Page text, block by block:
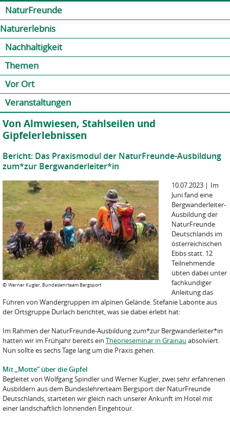
NaturFreunde
Naturerlebnis
Nachhaltigkeit
Themen
Vor Ort
Veranstaltungen
Von Almwiesen, Stahlseilen und
Gipfelerlebnissen
Bericht: Das Praxismodul der NaturFreunde-Ausbildung
zum*zur Bergwanderleiter*in
© Werner Kugler, Bundeslehrteam Bergsport
10.07.2023 | Im
Juni fand eine
Bergwanderleiter-
Ausbildung der
NaturFreunde
Deutschlands im
österreichischen
Ebbs statt. 12
Teilnehmende
übten dabei unter
fachkundiger
Anleitung das
Führen von Wandergruppen im alpinen Gelände. Stefanie Labonte aus
der Ortsgruppe Durlach berichtet, was sie dabei erlebt hat:
Im Rahmen der NaturFreunde-Ausbildung zum*zur Bergwanderleiter*in
hatten wir im Frühjahr bereits ein Theorieseminar in Grainau absolviert.
Nun sollte es sechs Tage lang um die Praxis gehen.
Mit„Motte“ über die Gipfel
Begleitet von Wolfgang Spindler und Werner Kugler, zwei sehr erfahrenen
Ausbildern aus dem Bundeslehrerteam Bergsport der NaturFreunde
Deutschlands, starteten wir gleich nach unserer Ankunft im Hotel mit
einer landschaftlich lohnenden Eingehtour.